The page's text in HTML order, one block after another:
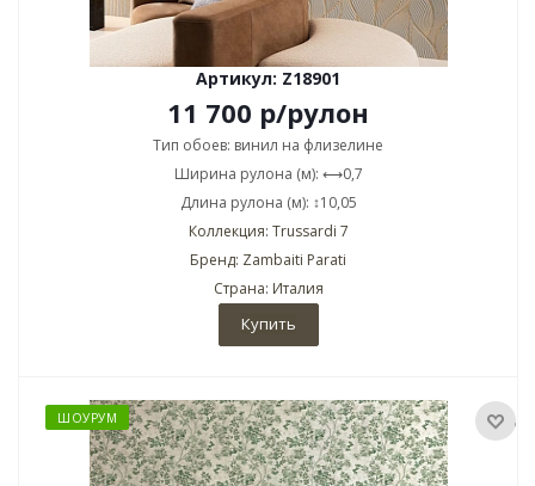
Артикул: Z18901
11 700 р/рулон
Тип обоев: винил на флизелине
Ширина рулона (м): ⟷0,7
Длина рулона (м): ↕10,05
Коллекция: Trussardi 7
Бренд: Zambaiti Parati
Страна: Италия
Купить
ШОУРУМ